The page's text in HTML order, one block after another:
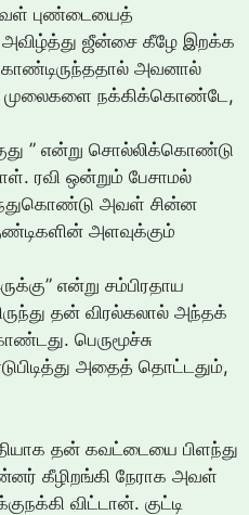
புண்டையைத்
ஜீன்சை கீழே இறக்க
அவனால்
முலைகளை நக்கிக்கொண்டே,
” என்று சொல்லிக்கொண்டு
ரவி ஒன்றும் பேசாமல்
அவள் சின்ன
அளவுக்கும்
என்று சம்பிரதாய
தன் விரல்கலால் அந்தக்
பெருமூச்சு
அதைத் தொட்டதும்,
தன் கவட்டையை பிளந்து
கீழிறங்கி நேராக அவள்
விட்டான். குட்டி